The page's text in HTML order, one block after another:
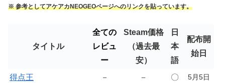
※ 参考としてアケアカNEOGEOページへのリンクを貼っています。
タイトル
全ての
レビュ
ー
Steam価格
（過去最
安）
日
本
語
配布開
始日
得点王 – – 〇 5月5日